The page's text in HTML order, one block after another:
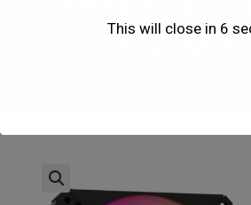
3X120MM
This will close in 6